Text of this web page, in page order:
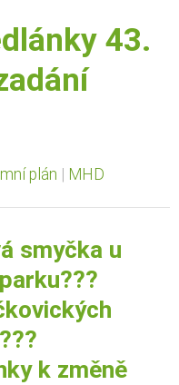
43.
plán MHD
smyčka u
k změně